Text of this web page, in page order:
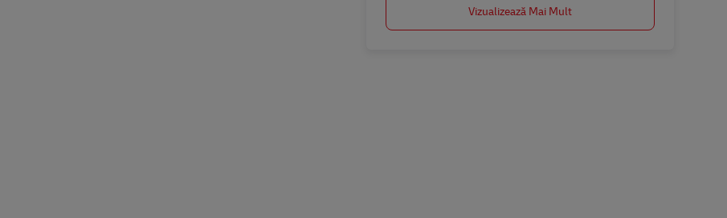
Vizualizează Mai Mult